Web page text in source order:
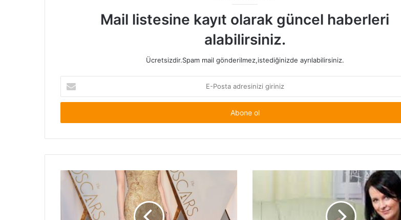
Mail listesine kayıt olarak güncel haberleri
alabilirsiniz.
Ücretsizdir.Spam mail gönderilmez,istediğinizde ayrılabilirsiniz.
Posta
adresinizi
Oskar
Adayları
Kırmızı